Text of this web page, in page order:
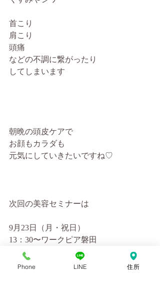
首こり
肩こり
頭痛
などの不調に繋がったり
してしまいます
朝晩の頭皮ケアで
お顔もカラダも
元気にしていきたいですね♡
次回の美容セミナーは
9月23日（月・祝日）
13：30〜ワークピア磐田
にて開催予定です✨
Phone LINE 住所